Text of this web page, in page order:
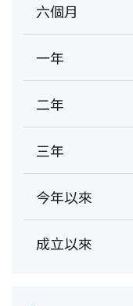
六個月
一年
二年
三年
今年以來
成立以來